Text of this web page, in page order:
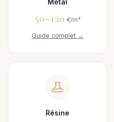
Métal
50–120 €/m²
Guide complet →
Résine